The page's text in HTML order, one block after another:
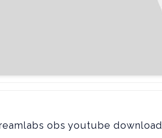
obs youtube download